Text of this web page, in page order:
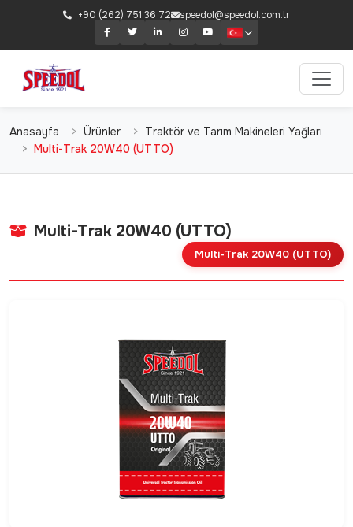
+90 (262) 751 36 72 speedol@speedol.com.tr
Anasayfa Ürünler
Traktör ve Tarım Makineleri Yağları
Multi-Trak 20W40 (UTTO)
Multi-Trak 20W40 (UTTO)
Multi-Trak 20W40 (UTTO)